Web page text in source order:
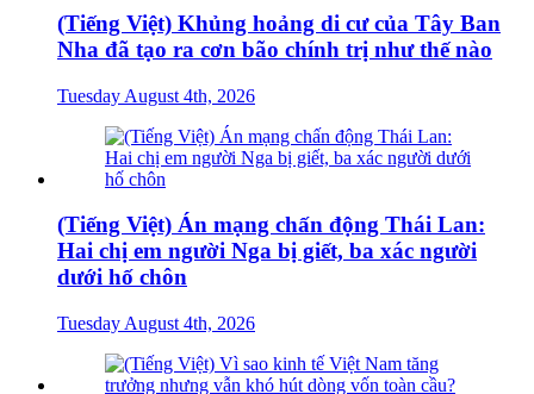
(Tiếng Việt) Khủng hoảng di cư của Tây Ban
Nha đã tạo ra cơn bão chính trị như thế nào
Tuesday August 4th, 2026
(Tiếng Việt) Án mạng chấn động Thái Lan:
Hai chị em người Nga bị giết, ba xác người
dưới hố chôn
Tuesday August 4th, 2026